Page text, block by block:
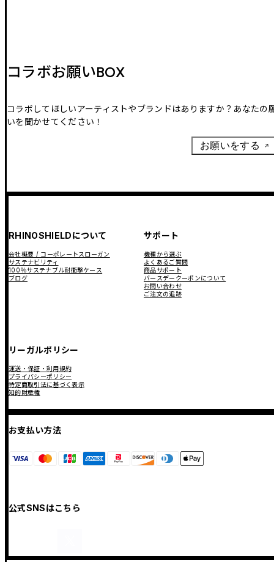
コラボお願いBOX
コラボしてほしいアーティストやブランドはありますか？あなたの
いを聞かせてください！
お願いをする
RHINOSHIELDについて
会社概要 / コーポレートスローガン
サステナビリティ
100％サステナブル耐衝撃ケース
ブログ
サポート
機種から選ぶ
よくあるご質問
商品サポート
バースデークーポンについて
お問い合わせ
ご注文の追跡
リーガルポリシー
運送・保証・利用規約
プライバシーポリシー
特定商取引法に基づく表示
知的財産権
お支払い方法
公式SNSはこちら